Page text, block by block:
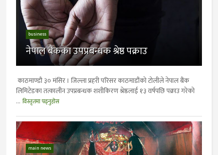
business
नेपाल बैंकका उपप्रबन्धक श्रेष्ठ पक्राउ
काठमाण्डाै ३० मंसिर । जिल्ला प्रहरी परिसर काठमाडौंको टोलीले नेपाल बैंक
लिमिटेडका तत्कालीन उपप्रबन्धक शशीकिरण श्रेष्ठलाई १३ वर्षपछि पक्राउ गरेको
... विस्तृतमा पढ्नुहोस
main news